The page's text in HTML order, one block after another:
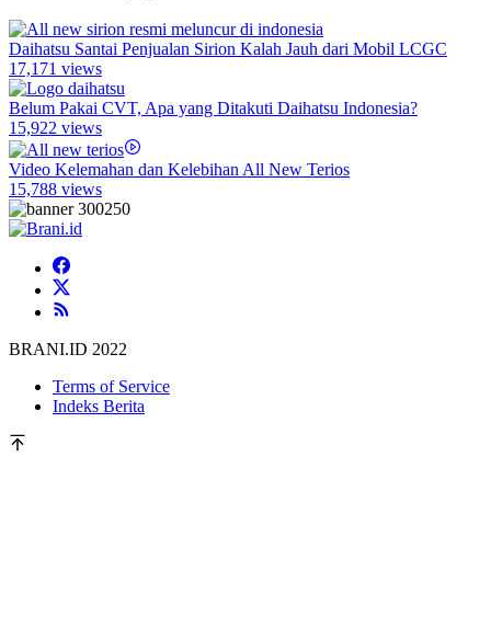
Daihatsu Santai Penjualan Sirion Kalah Jauh dari Mobil LCGC
17,171 views
Belum Pakai CVT, Apa yang Ditakuti Daihatsu Indonesia?
15,922 views
Video Kelemahan dan Kelebihan All New Terios
15,788 views
BRANI.ID 2022
Terms of Service
Indeks Berita